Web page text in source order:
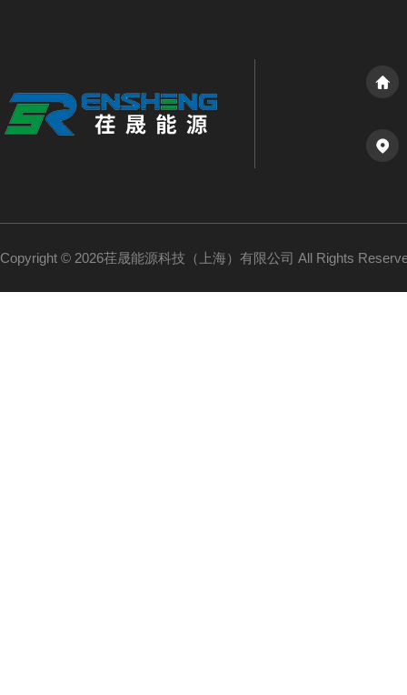
Copyright © 2026荏晟能源科技（上海）有限公司 All Rights